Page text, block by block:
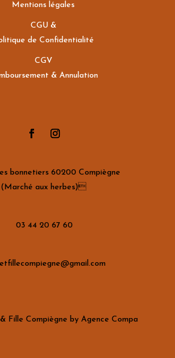
Mentions légales
CGU &
de Confidentialité
CGV
& Annulation
bonnetiers 60200 Compiègne
(Marché aux herbes)
03 44 20 67 60
Fille Compiègne by Agence Compa